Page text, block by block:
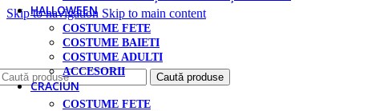
Skip to navigation Skip to main content
Caută produse
HALLOWEEN
COSTUME FETE
COSTUME BAIETI
COSTUME ADULTI
ACCESORII
CRACIUN
COSTUME FETE